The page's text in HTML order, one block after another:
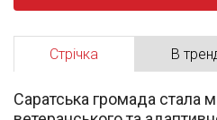
Стрічка В
Саратська громада стала